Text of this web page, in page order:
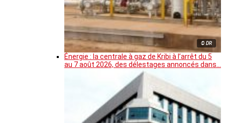
© DR
Énergie : la centrale à gaz de Kribi à l’arrêt du 5
au 7 août 2026, des délestages annoncés dans…